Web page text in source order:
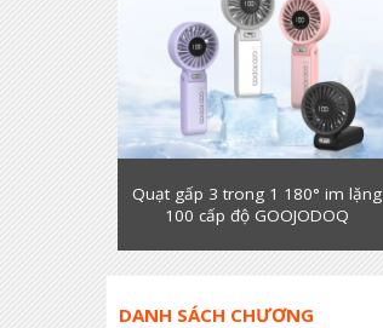
Quạt gấp 3 trong 1 180° im lặng
100 cấp độ GOOJODOQ
DANH SÁCH CHƯƠNG